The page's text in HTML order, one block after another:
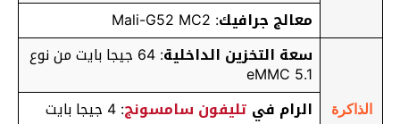
معالج جرافيك: Mali-G52 MC2
الذاكرة
سعة التخزين الداخلية : 64 جيجا بايت من نوع
eMMC 5.1
الرام في تليفون سامسونج: 4 جيجا بايت